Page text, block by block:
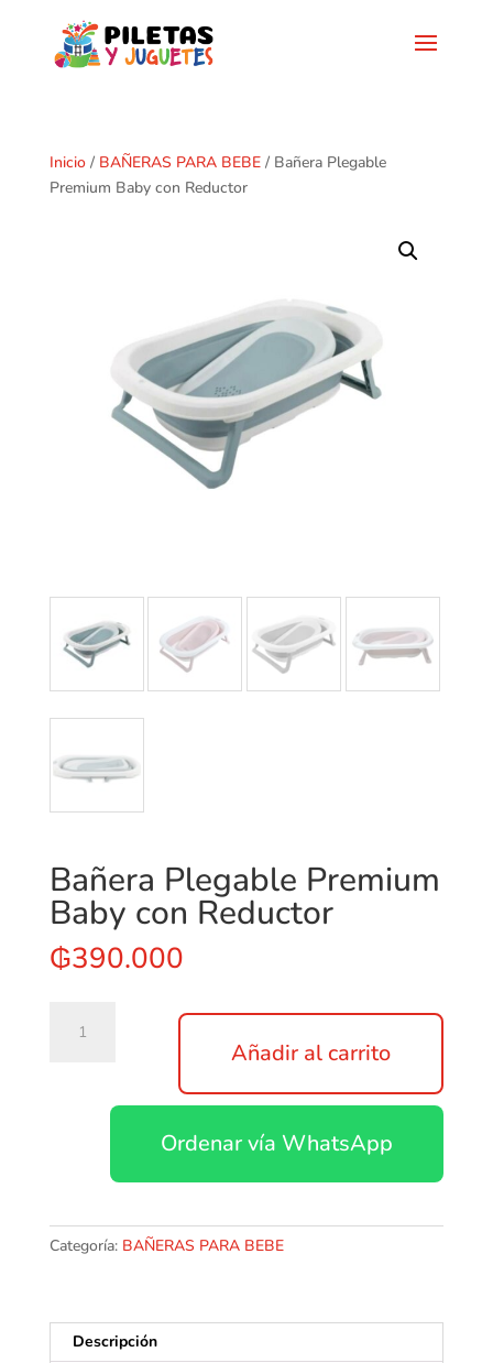
Inicio/ BAÑERAS PARA BEBE/ Bañera Plegable
Premium Baby con Reductor
Bañera Plegable Premium
Baby con Reductor
₲390.000
Plegable
Añadir al carrito
Ordenar vía WhatsApp
Categoría: BAÑERAS PARA BEBE
Descripción